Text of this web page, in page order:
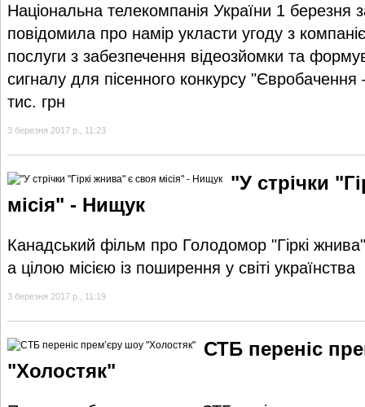
Національна телекомпанія України 1 березня
повідомила про намір укласти угоду з
послуги з забезпечення відеозйомки та
сигналу для пісенного конкурсу
тис. грн
3 березня 2017 р., 11:23
"У стрічки
місія" - Нищук
Канадський фільм про Голодомор "Гіркі
а цілою місією із поширення у світі українства
3 березня 2017 р., 11:19
СТБ переніс
"Холостяк"